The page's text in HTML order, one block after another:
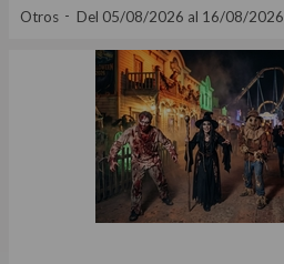
Otros Del 05/08/2026 al 16/08/2026